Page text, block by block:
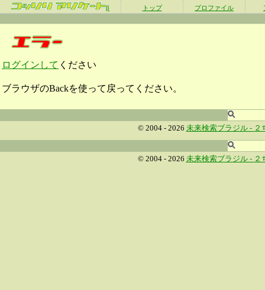
β トップ プロファイル
ログインして ください
ブラウザのBackを使って戻ってください。
© 2004 - 2026 未来検索ブラジル - ２
© 2004 - 2026 未来検索ブラジル - ２